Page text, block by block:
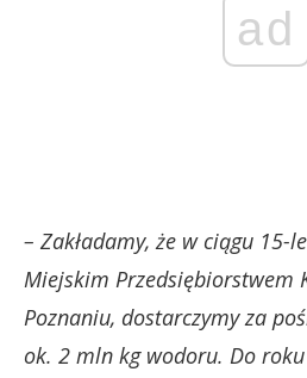
ad
– Zakładamy, że w ciągu 15-
Miejskim Przedsiębiorstwem
Poznaniu, dostarczymy za
ok. 2 mln kg wodoru. Do